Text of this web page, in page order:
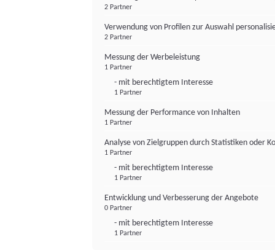
2 Partner
Verwendung von Profilen zur Auswahl
2 Partner
Messung der Werbeleistung
1 Partner
- mit berechtigtem Interesse
1 Partner
Messung der Performance von Inhalten
1 Partner
Analyse von Zielgruppen durch Statistiken oder
1 Partner
- mit berechtigtem Interesse
1 Partner
Entwicklung und Verbesserung der Angebote
0 Partner
- mit berechtigtem Interesse
1 Partner